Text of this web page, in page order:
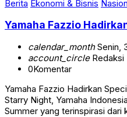
Berita Ekonomi & Bisnis
Yamaha Fazzio
calendar_monthSenin,
account_circleRedaksi
0Komentar
Yamaha Fazzio Hadirkan
Starry Night, Yamaha
Summer yang terinspirasi